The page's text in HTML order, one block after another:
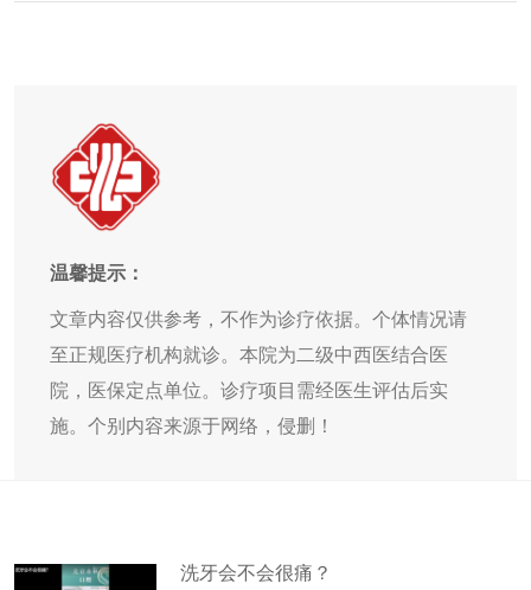
温馨提示：
文章内容仅供参考，不作为诊疗依据。个体情况请
至正规医疗机构就诊。本院为二级中西医结合医
院，医保定点单位。诊疗项目需经医生评估后实
施。个别内容来源于网络，侵删！
洗牙会不会很痛？